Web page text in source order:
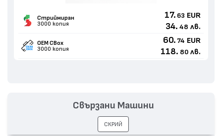
Стриймиран
3000 копия
17. 63 EUR
34. 48 лв.
OEM CBox
3000 копия
60. 74 EUR
118. 80 лв.
Свързани Машини
СКРИЙ